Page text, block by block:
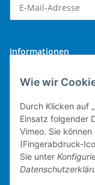
Wie wir
Durch Klicken auf
Einsatz folgender
Vimeo. Sie
(Fingerabdruck-
Sie unter
Informationen
Gesetzliche
Technische
mobiles